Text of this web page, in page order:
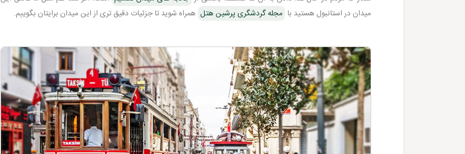
میدان در استانبول هستید با مجله گردشگری پرشین هتل همراه شوید تا جزئیات دقیق تری از این میدان برایتان بگوییم.